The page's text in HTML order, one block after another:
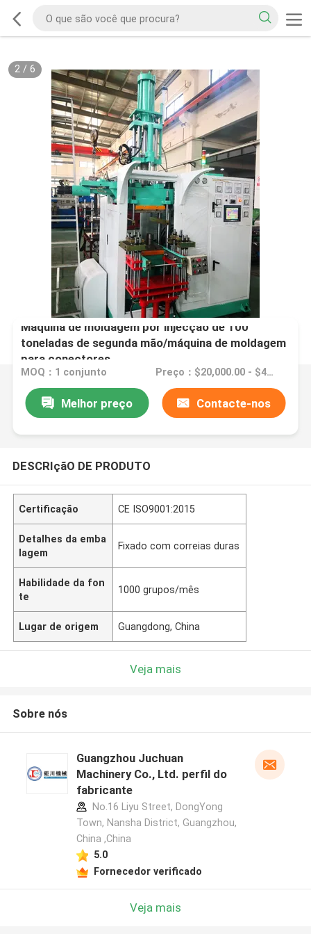
2/ 6
Máquina de moldagem por injecção de 100
toneladas de segunda mão/máquina de moldagem
para conectores
MOQ：1 conjunto Preço：$20,000.00 - $40,000.00/sets
Melhor preço Contacte-nos
DESCRIçãO DE PRODUTO
Certificação CE ISO9001:2015
Detalhes da emba
lagem
Fixado com correias duras
Habilidade da fon
te
1000 grupos/mês
Lugar de origem Guangdong, China
Veja mais
Sobre nós
Guangzhou Juchuan
Machinery Co., Ltd. perfil do
fabricante
No.16 Liyu Street, DongYong
Town, Nansha District, Guangzhou,
China ,China
5.0
Fornecedor verificado
Veja mais